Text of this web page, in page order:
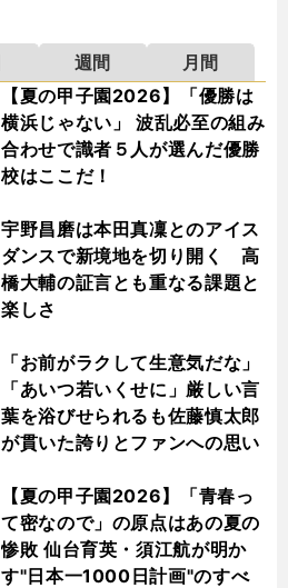
週間
月間
【夏の甲子園2026】「優勝は
横浜じゃない」 波乱必至の組み
合わせで識者５人が選んだ優勝
校はここだ！
宇野昌磨は本田真凜とのアイス
ダンスで新境地を切り開く 高
橋大輔の証言とも重なる課題と
楽しさ
「お前がラクして生意気だな」
「あいつ若いくせに」厳しい言
葉を浴びせられるも佐藤慎太郎
が貫いた誇りとファンへの思い
【夏の甲子園2026】「青春っ
て密なので」の原点はあの夏の
惨敗 仙台育英・須江航が明か
す"日本一1000日計画"のすべ